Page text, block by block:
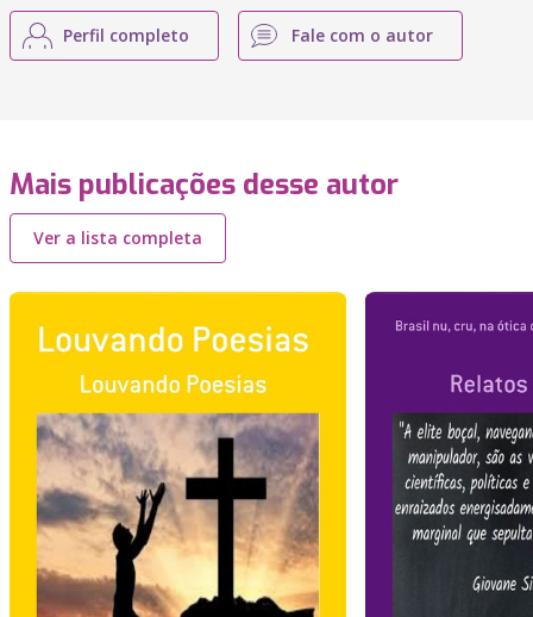
Perfil completo Fale com o autor
Mais publicações desse autor
Ver a lista completa